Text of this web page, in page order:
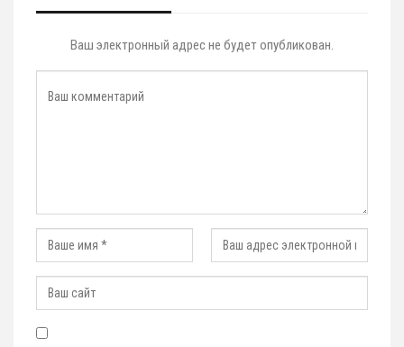
Ваш электронный адрес не будет опубликован.